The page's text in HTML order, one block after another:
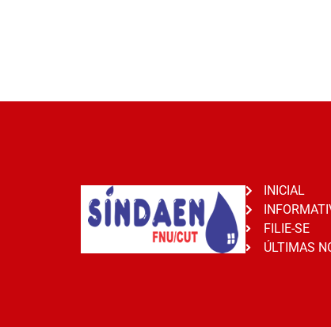
INICIAL
FILIE-SE
ÚLTIMAS